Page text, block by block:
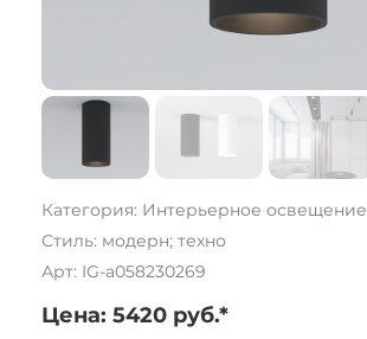
Категория: Интерьерное освещение
Стиль: модерн; техно
Арт: IG-a058230269
Цена: 5420 руб.*